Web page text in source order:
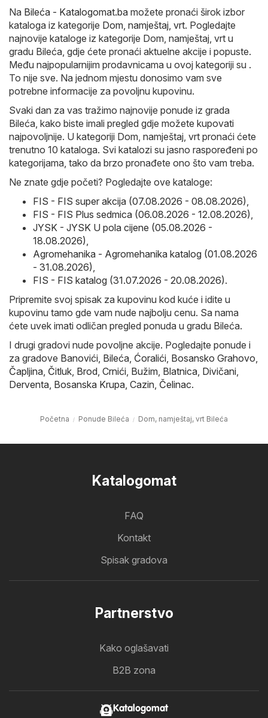
Na Bileća - Katalogomat.ba možete pronaći širok izbor
kataloga iz kategorije Dom, namještaj, vrt. Pogledajte
najnovije kataloge iz kategorije Dom, namještaj, vrt u
gradu Bileća, gdje ćete pronaći aktuelne akcije i popuste.
Među najpopularnijim prodavnicama u ovoj kategoriji su .
To nije sve. Na jednom mjestu donosimo vam sve
potrebne informacije za povoljnu kupovinu.
Svaki dan za vas tražimo najnovije ponude iz grada
Bileća, kako biste imali pregled gdje možete kupovati
najpovoljnije. U kategoriji Dom, namještaj, vrt pronaći ćete
trenutno 10 kataloga. Svi katalozi su jasno raspoređeni po
kategorijama, tako da brzo pronađete ono što vam treba.
Ne znate gdje početi? Pogledajte ove kataloge:
FIS - FIS super akcija (07.08.2026 - 08.08.2026)
FIS - FIS Plus sedmica (06.08.2026 - 12.08.2026)
JYSK - JYSK U pola cijene (05.08.2026 -
18.08.2026)
Agromehanika - Agromehanika katalog (01.08.2026
- 31.08.2026)
FIS - FIS katalog (31.07.2026 - 20.08.2026).
Pripremite svoj spisak za kupovinu kod kuće i idite u
kupovinu tamo gde vam nude najbolju cenu. Sa nama
ćete uvek imati odličan pregled ponuda u gradu Bileća.
I drugi gradovi nude povoljne akcije. Pogledajte ponude i
za gradove Banovići Bileća Ćoralići Bosansko Grahovo
Čapljina Čitluk Brod Crnići Bužim Blatnica Divičani
Derventa Bosanska Krupa Cazin Čelinac.
Početna Ponude Bileća Dom, namještaj, vrt Bileća
Katalogomat
FAQ
Kontakt
Spisak gradova
Partnerstvo
Kako oglašavati
B2B zona
Katalogomat